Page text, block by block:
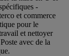
-
et commerce
pour le
et nettoyer
avec de la